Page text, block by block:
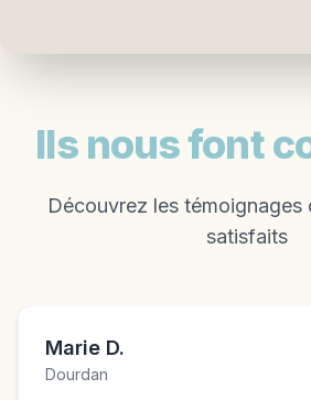
Ils nous font
Découvrez les témoignages
satisfaits
Marie D.
Dourdan